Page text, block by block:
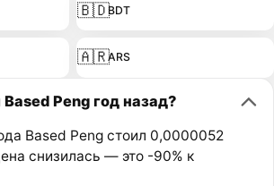
🇧🇩BDT
🇦🇷ARS
Peng год назад?
Based Peng стоил 0,0000052
снизилась — это -90% к